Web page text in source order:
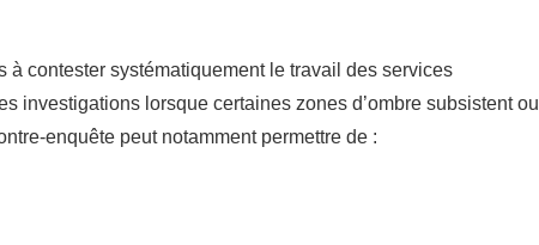
contester systématiquement le travail des services
investigations lorsque certaines zones d’ombre subsistent ou
enquête peut notamment permettre de :